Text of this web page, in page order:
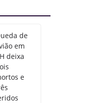
de
em
deixa
e